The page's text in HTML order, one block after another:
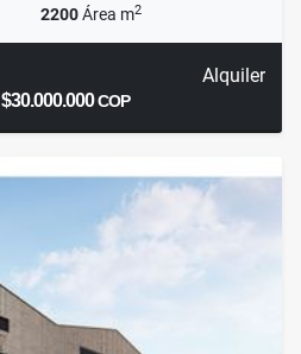
2200Área m2
Alquiler
$30.000.000COP